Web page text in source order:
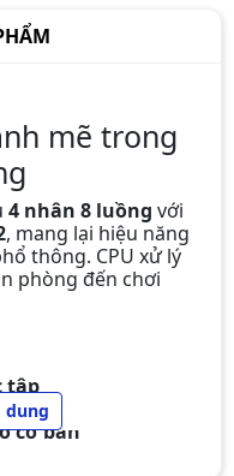
mẽ trong
4 nhân 8 luồng với
, mang lại hiệu năng
thông. CPU xử lý
phòng đến chơi
tập
cơ bản
dung
I3-10105F (3.7Ghz
4.4Ghz, 4 Nhân 8
i5 13400F (up to
16 luồng, 20MB
- Socket Intel LGA
Lake)
i5-10500 (12M
up to 4.50 GHz,
1200, Comet Lake-S)